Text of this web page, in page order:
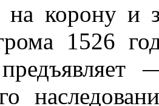
на корону и
1526